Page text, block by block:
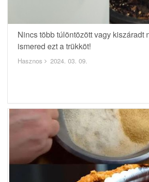
Nincs több túlöntözött vagy kiszáradt
ismered ezt a trükköt!
Hasznos 2024. 03. 09.